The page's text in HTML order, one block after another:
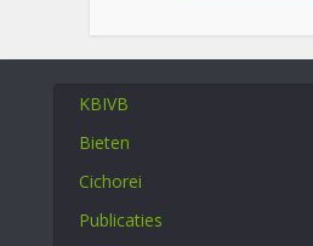
KBIVB
Bieten
Cichorei
Publicaties